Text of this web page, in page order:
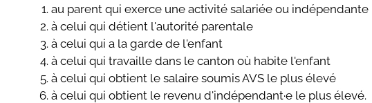
au parent qui exerce une activité salariée ou indépendante
à celui qui détient l'autorité parentale
à celui qui a la garde de l'enfant
à celui qui travaille dans le canton où habite l'enfant
à celui qui obtient le salaire soumis AVS le plus élevé
à celui qui obtient le revenu d'indépendant·e le plus élevé.